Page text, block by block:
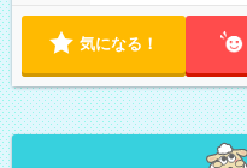
気になる！